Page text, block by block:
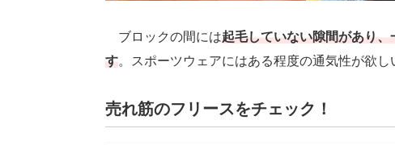
ブロックの間には起毛していない隙間があり
す。スポーツウェアにはある程度の通気性が欲し
売れ筋のフリースをチェック！